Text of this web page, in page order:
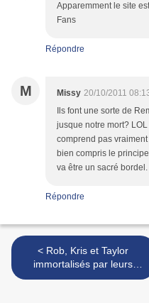
Apparemment le site
Fans
Répondre
M Missy 20/10/2011
Ils font une sorte de
jusque notre mort?
comprend pas
bien compris le
va être un sacré bordel.
Répondre
< Rob, Kris et Taylor
immortalisés par leurs
empreintes à Hollywood